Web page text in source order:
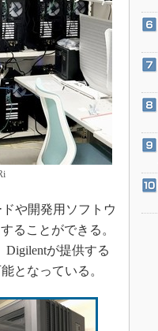
や開発用ソフトウ
ることができる。
が提供する
となっている。